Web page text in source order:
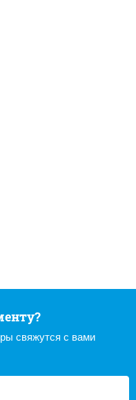
свяжутся с вами